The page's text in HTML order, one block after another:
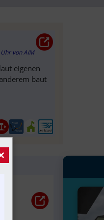
Uhr vonAIM
eigenen
baut